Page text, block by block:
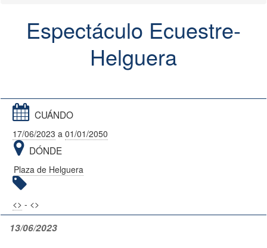
Espectáculo Ecuestre-
Helguera
CUÁNDO
17/06/2023 a 01/01/2050
DÓNDE
Plaza de Helguera
<> - <>
13/06/2023